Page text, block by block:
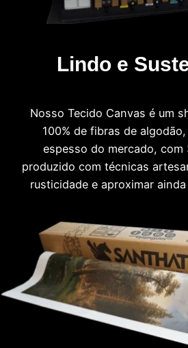
Lindo e
Nosso Tecido Canvas é um
100% de fibras de
espesso do mercado, com
produzido com técnicas
rusticidade e aproximar